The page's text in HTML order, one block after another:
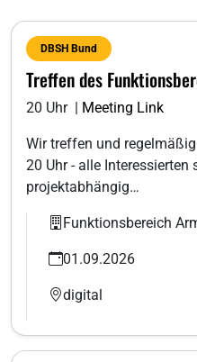
DBSH Bund
Treffen des
20 Uhr | Meeting Link
Wir treffen und
20 Uhr - alle
projektabhängig…
Funktionsbereich
01.09.2026
digital